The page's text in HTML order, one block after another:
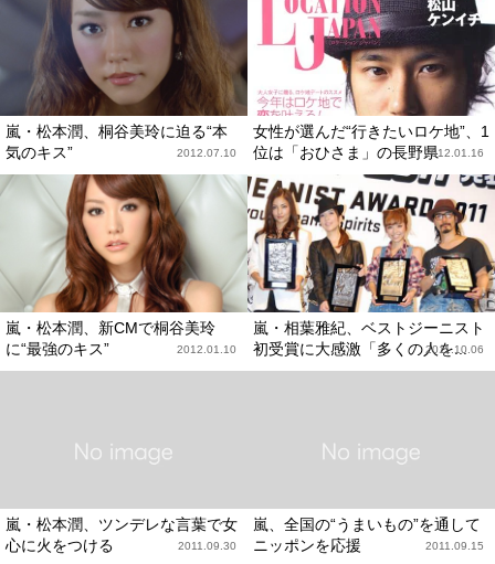
嵐・松本潤、桐谷美玲に迫る“本
気のキス”
2012.07.10
女性が選んだ“行きたいロケ地”、1
位は「おひさま」の長野県2012.01.16
嵐・松本潤、新CMで桐谷美玲
に“最強のキス”
2012.01.10
嵐・相葉雅紀、ベストジーニスト
初受賞に大感激「多くの人を...
2011.10.06
嵐・松本潤、ツンデレな言葉で女
心に火をつける
2011.09.30
嵐、全国の“うまいもの”を通して
ニッポンを応援
2011.09.15